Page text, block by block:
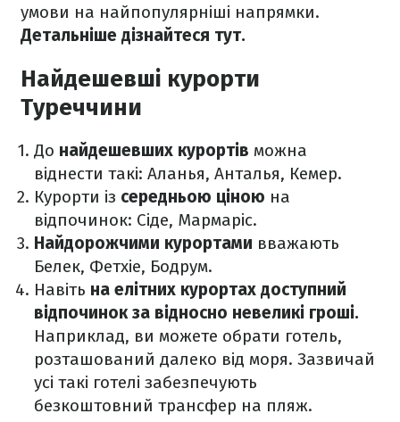
умови на найпопулярніші напрямки.
Детальніше дізнайтеся тут.
Найдешевші курорти
Туреччини
До найдешевших курортів можна
віднести такі: Аланья, Анталья, Кемер.
Курорти із середньою ціною на
відпочинок: Сіде, Мармаріс.
Найдорожчими курортами вважають
Белек, Фетхіе, Бодрум.
Навіть на елітних курортах доступний
відпочинок за відносно невеликі гроші.
Наприклад, ви можете обрати готель,
розташований далеко від моря. Зазвичай
усі такі готелі забезпечують
безкоштовний трансфер на пляж.